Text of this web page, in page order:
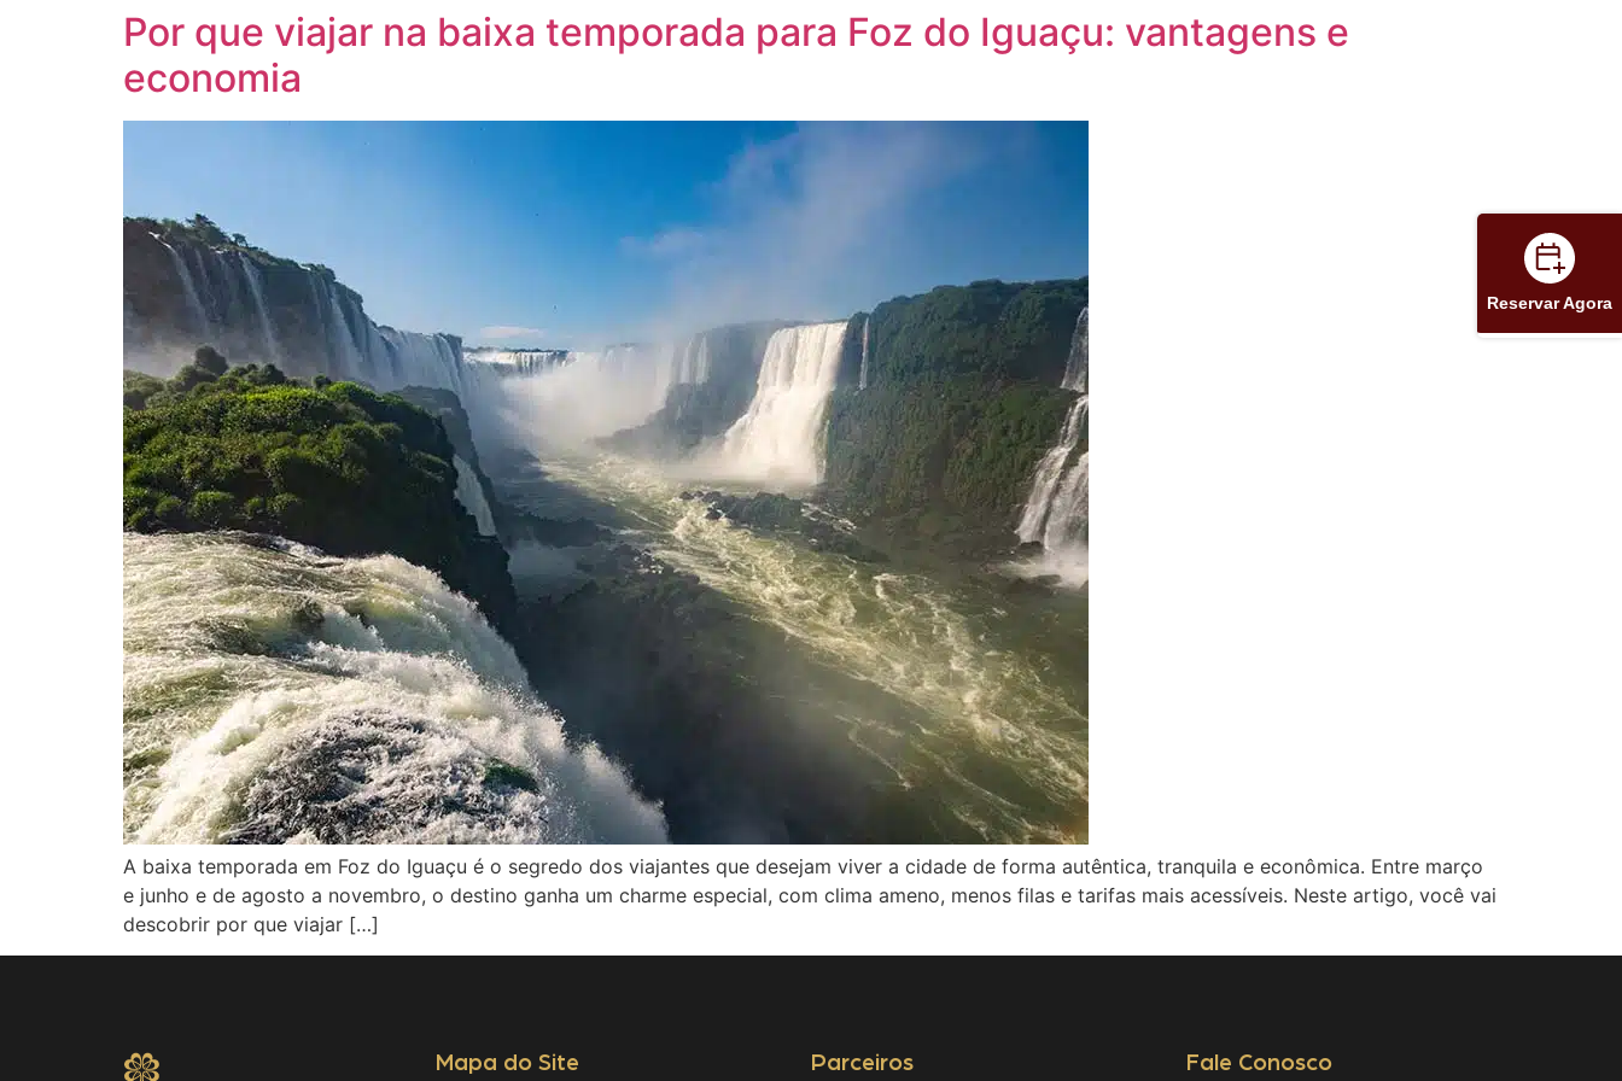
Por que viajar na baixa temporada para Foz do Iguaçu: vantagens e
economia
A baixa temporada em Foz do Iguaçu é o segredo dos viajantes que desejam viver a cidade de forma autêntica, tranquila e econômica. Entre março
e junho e de agosto a novembro, o destino ganha um charme especial, com clima ameno, menos filas e tarifas mais acessíveis. Neste artigo, você vai
descobrir por que viajar […]
Mapa do Site Parceiros Fale Conosco
Reservar Agora